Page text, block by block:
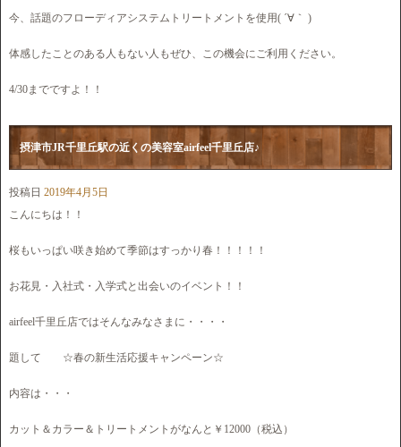
今、話題のフローディアシステムトリートメントを使用( ´∀｀ )
体感したことのある人もない人もぜひ、この機会にご利用ください。
4/30までですよ！！
摂津市JR千里丘駅の近くの美容室airfeel千里丘店♪
投稿日 2019年4月5日
こんにちは！！
桜もいっぱい咲き始めて季節はすっかり春！！！！！
お花見・入社式・入学式と出会いのイベント！！
airfeel千里丘店ではそんなみなさまに・・・・
題して ☆春の新生活応援キャンペーン☆
内容は・・・
カット＆カラー＆トリートメントがなんと￥12000（税込）